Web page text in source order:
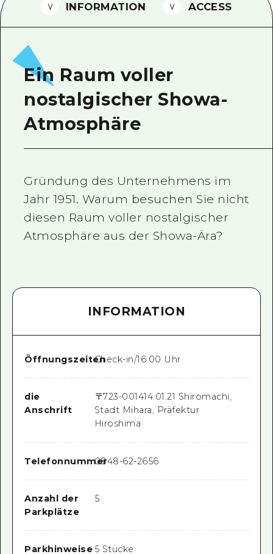
FAQs
Foto-Download
Transportinformationen bei
INFORMATION ACCESS
Ein Raum voller
nostalgischer Showa-
Atmosphäre
Gründung des Unternehmens im
Jahr 1951. Warum besuchen Sie nicht
diesen Raum voller nostalgischer
Atmosphäre aus der Showa-Ära?
INFORMATION
ÖffnungszeitenCheck-in/16:00 Uhr
die
Anschrift
〒723-001414.01.21 Shiromachi,
Stadt Mihara, Präfektur
Hiroshima
Telefonnummer0848-62-2656
Anzahl der
Parkplätze
5
Parkhinweise 5 Stücke